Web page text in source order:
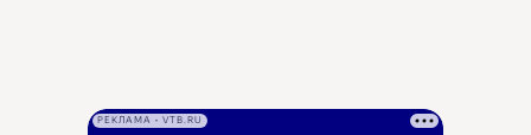
РЕКЛАМА • VTB.RU